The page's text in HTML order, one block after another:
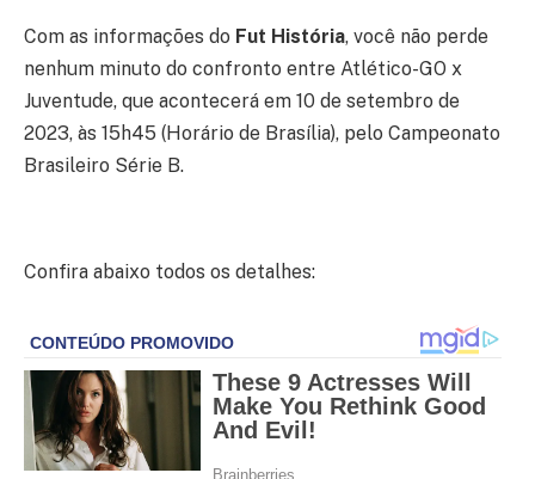
Com as informações do Fut História, você não perde
nenhum minuto do confronto entre Atlético-GO x
Juventude, que acontecerá em 10 de setembro de
2023, às 15h45 (Horário de Brasília), pelo Campeonato
Brasileiro Série B.
Confira abaixo todos os detalhes: